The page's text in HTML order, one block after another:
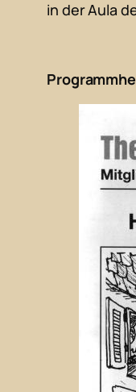
in der Aula